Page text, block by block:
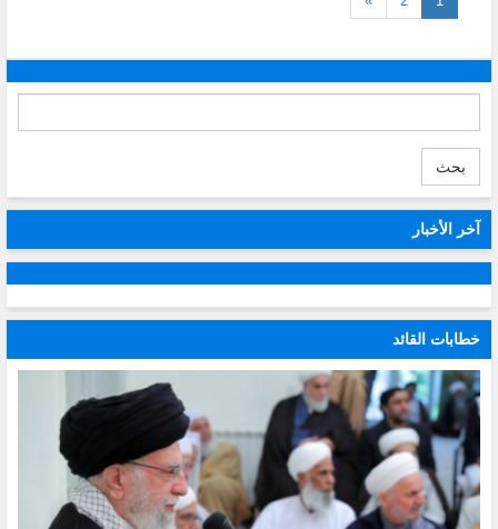
بحث
آخر الأخبار
خطابات القائد